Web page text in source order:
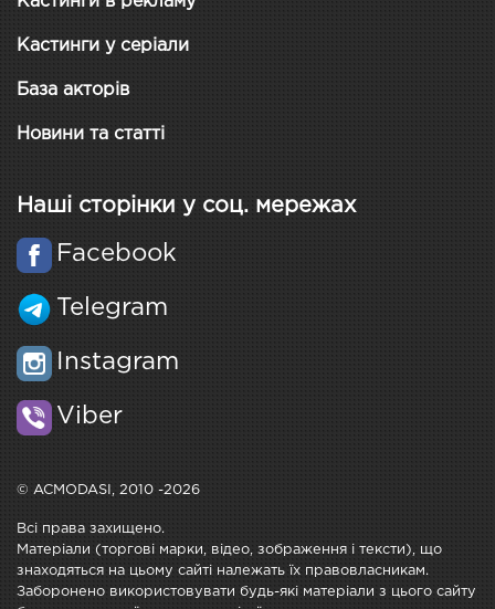
Кастинги у серіали
База акторів
Новини та статті
Наші сторінки у соц. мережах
Facebook
Telegram
Instagram
Viber
© ACMODASI, 2010 -2026
Всі права захищено.
Матеріали (торгові марки, відео, зображення і тексти), що
знаходяться на цьому сайті належать їх правовласникам.
Заборонено використовувати будь-які матеріали з цього сайту